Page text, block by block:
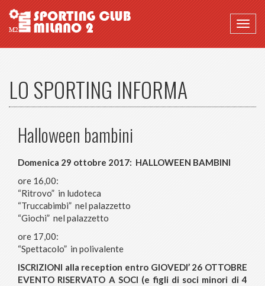
LO SPORTING INFORMA
Halloween bambini
Domenica 29 ottobre 2017: HALLOWEEN BAMBINI
ore 16,00:
“Ritrovo” in ludoteca
“Truccabimbi” nel palazzetto
“Giochi” nel palazzetto
ore 17,00:
“Spettacolo” in polivalente
ISCRIZIONI alla reception entro GIOVEDI’ 26 OTTOBRE
EVENTO RISERVATO A SOCI (e figli di soci minori di 4